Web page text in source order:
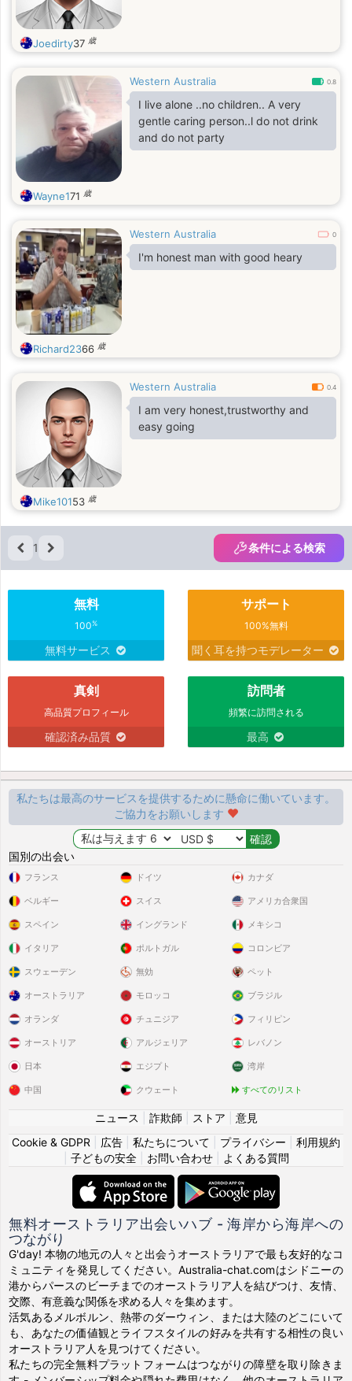
Joedirty37 歳
Western Australia 0.8
I live alone ..no children.. A very
gentle caring person..l do not drink
and do not party
Wayne171 歳
Western Australia 0
I'm honest man with good heary
Richard2366 歳
Western Australia 0.4
I am very honest,trustworthy and
easy going
Mike10153 歳
1 条件による検索
無料
100%
無料サービス
サポート
100%無料
聞く耳を持つモデレーター
真剣
高品質プロフィール
確認済み品質
訪問者
頻繁に訪問される
最高
私たちは最高のサービスを提供するために懸命に働いています。
ご協力をお願いします
国別の出会い
フランス
ベルギー
スペイン
イタリア
スウェーデン
ドイツ
スイス
イングランド
ポルトガル
無効
カナダ
アメリカ合衆国
メキシコ
コロンビア
ペット
オーストラリア
オランダ
オーストリア
日本
中国
モロッコ
チュニジア
アルジェリア
エジプト
クウェート
ブラジル
フィリピン
レバノン
湾岸
すべてのリスト
ニュース 詐欺師 ストア
意見
Cookie & GDPR
広告 私たちについて プライバシー
利用規約
子どもの安全| お問い合わせ| よくある質問
無料オーストラリア出会いハブ - 海岸から海岸への
つながり
G'day! 本物の地元の人々と出会うオーストラリアで最も友好的なコ
ミュニティを発見してください。Australia-chat.comはシドニーの
港からパースのビーチまでのオーストラリア人を結びつけ、友情、
交際、有意義な関係を求める人々を集めます。
活気あるメルボルン、熱帯のダーウィン、または大陸のどこにいて
も、あなたの価値観とライフスタイルの好みを共有する相性の良い
オーストラリア人を見つけてください。
私たちの完全無料プラットフォームはつながりの障壁を取り除きま